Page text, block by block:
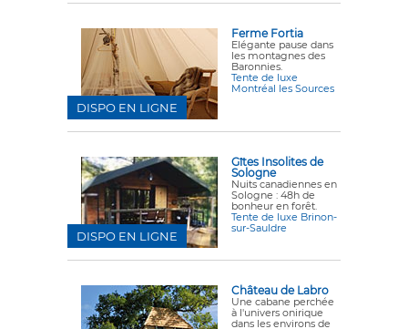
Ferme Fortia
Elégante pause dans
les montagnes des
Baronnies.
Tente de luxe
Montréal les Sources
DISPO EN LIGNE
Gîtes Insolites de
Sologne
Nuits canadiennes en
Sologne : 48h de
bonheur en forêt.
Tente de luxe Brinon-
sur-Sauldre
DISPO EN LIGNE
Château de Labro
Une cabane perchée
à l'univers onirique
dans les environs de